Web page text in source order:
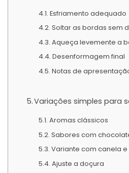
Esfriamento adequado
Soltar as bordas sem
Aqueça levemente a
Desenformagem final
Notas de
Variações simples para
Aromas clássicos
Sabores com
Variante com canela
Ajuste a doçura